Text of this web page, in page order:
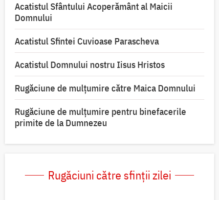
Acatistul Sfântului Acoperământ al Maicii
Domnului
Acatistul Sfintei Cuvioase Parascheva
Acatistul Domnului nostru Iisus Hristos
Rugăciune de mulţumire către Maica Domnului
Rugăciune de mulțumire pentru binefacerile
primite de la Dumnezeu
Rugăciuni către sfinții zilei